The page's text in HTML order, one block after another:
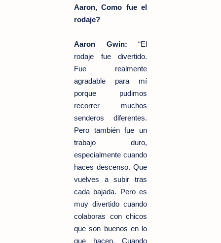
Aaron, Como fue el
rodaje?
Aaron Gwin: “El
rodaje fue divertido.
Fue realmente
agradable para mí
porque pudimos
recorrer muchos
senderos diferentes.
Pero también fue un
trabajo duro,
especialmente cuando
haces descenso. Que
vuelves a subir tras
cada bajada. Pero es
muy divertido cuando
colaboras con chicos
que son buenos en lo
que hacen. Cuando